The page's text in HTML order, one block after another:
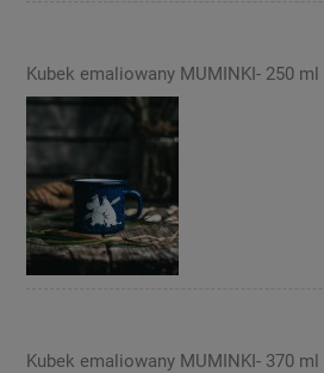
Kubek emaliowany MUMINKI- 250 ml
Kubek emaliowany MUMINKI- 370 ml